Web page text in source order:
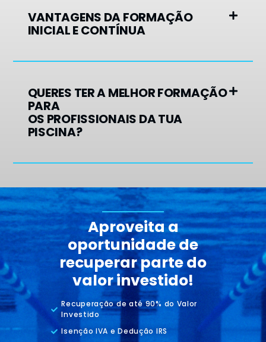
VANTAGENS DA FORMAÇÃO
INICIAL E CONTÍNUA
QUERES TER A MELHOR FORMAÇÃO
PARA
OS PROFISSIONAIS DA TUA
PISCINA?
Aproveita a
oportunidade de
recuperar parte do
valor investido!
Recuperação de até 90% do Valor
Investido
Isenção IVA e Dedução IRS